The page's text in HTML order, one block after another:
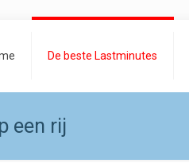
De beste Lastminutes
een rij